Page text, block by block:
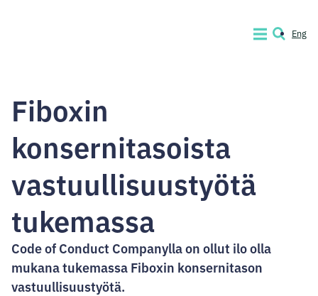
Conduct
Company
VALIKKOHAKUEng
Fiboxin
konsernitasoista
vastuullisuustyötä
tukemassa
Code of Conduct Companylla on ollut ilo olla
mukana tukemassa Fiboxin konsernitason
vastuullisuustyötä.